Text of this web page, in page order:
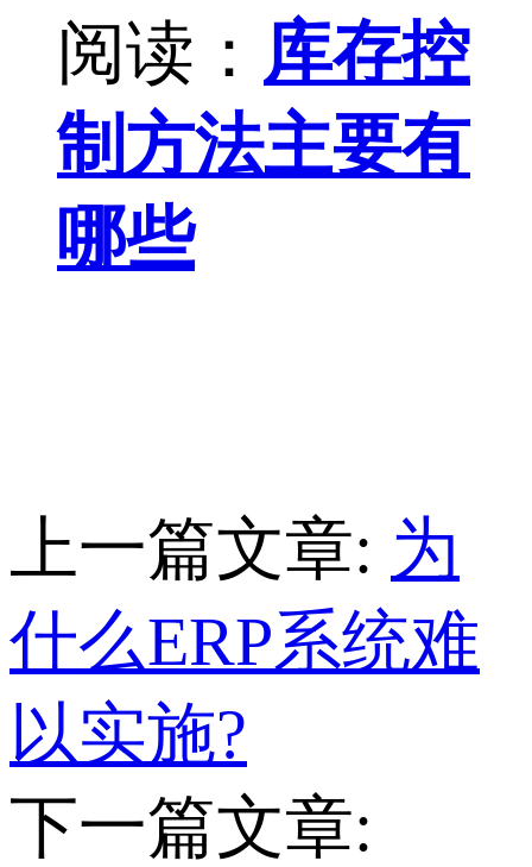
阅读： 库存控
制方法主要有
哪些
上一篇文章: 为
什么ERP系统难
以实施?
下一篇文章: